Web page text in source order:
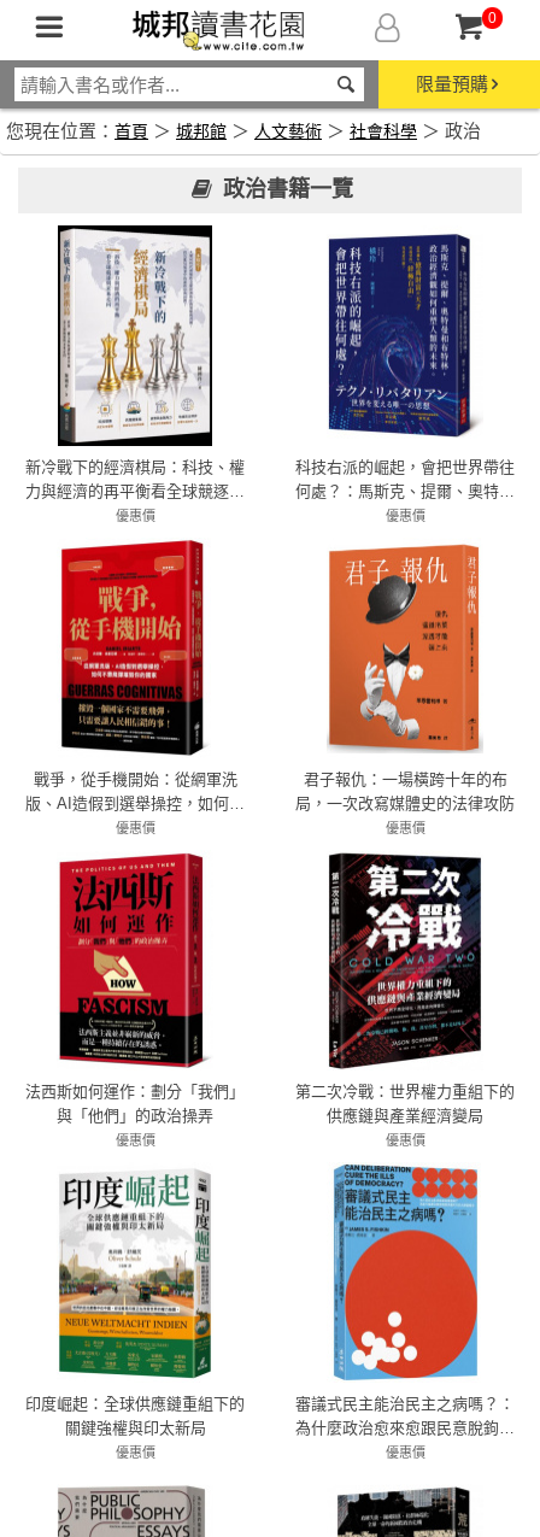
0
限量預購
您現在位置： 首頁 ＞ 城邦館 ＞ 人文藝術 ＞ 社會科學 ＞ 政治
政治書籍一覽
新冷戰下的經濟棋局：科技、權
力與經濟的再平衡看全球競逐與
未來走向
優惠價
79折 356元
科技右派的崛起，會把世界帶往
何處？：馬斯克、提爾、奧特曼
和布特林，政治經濟觀如何重塑
優惠價
戰爭，從手機開始：從網軍洗
版、AI造假到選舉操控，如何不
靠飛彈摧毀你的國家
優惠價
79折 379元
君子報仇：一場橫跨十年的布
局，一次改寫媒體史的法律攻防
優惠價
79折 356元
法西斯如何運作：劃分「我們」
與「他們」的政治操弄
優惠價
第二次冷戰：世界權力重組下的
供應鏈與產業經濟變局
優惠價
79折 356元
印度崛起：全球供應鏈重組下的
關鍵強權與印太新局
優惠價
審議式民主能治民主之病嗎？：
為什麼政治愈來愈跟民意脫鉤？
為當代集體決策困境提供最可行
優惠價